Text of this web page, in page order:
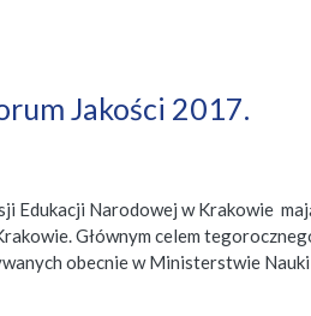
Jakości 2017.
Narodowej w Krakowie
Głównym celem
obecnie w Ministerstwie